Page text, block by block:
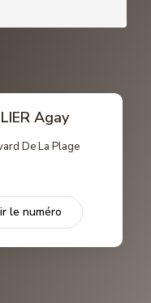
Agay
De La Plage
le numéro